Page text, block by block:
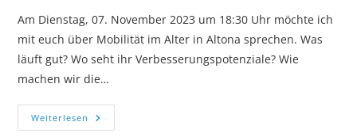
Am Dienstag, 07. November 2023 um 18:30 Uhr möchte ich
mit euch über Mobilität im Alter in Altona sprechen. Was
läuft gut? Wo seht ihr Verbesserungspotenziale? Wie
machen wir die…
Weiterlesen Altona
Im